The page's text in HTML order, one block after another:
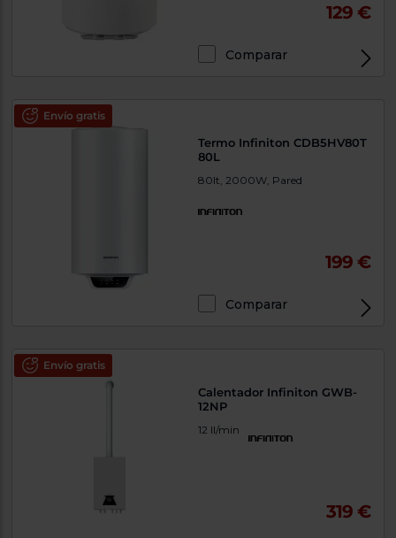
129 €
Comparar
Envío gratis
Termo Infiniton CDB5HV80T
80L
80lt, 2000W, Pared
199 €
Comparar
Envío gratis
Calentador Infiniton GWB-
12NP
12 ll/min
319 €